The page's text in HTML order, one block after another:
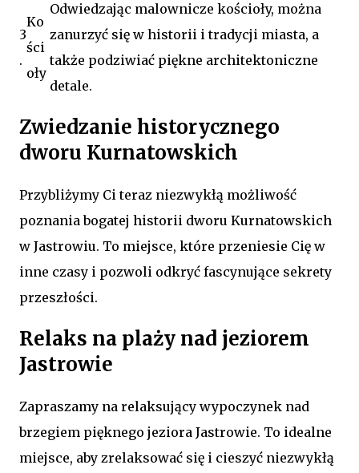
3
.
Ko
ści
oły
Odwiedzając malownicze kościoły, można
zanurzyć się w historii i tradycji miasta, a
także podziwiać piękne architektoniczne
detale.
Zwiedzanie historycznego
dworu Kurnatowskich
Przybliżymy Ci teraz niezwykłą możliwość
poznania bogatej historii dworu Kurnatowskich
w Jastrowiu. To miejsce, które przeniesie Cię w
inne czasy i pozwoli odkryć fascynujące sekrety
przeszłości.
Relaks na plaży nad jeziorem
Jastrowie
Zapraszamy na relaksujący wypoczynek nad
brzegiem pięknego jeziora Jastrowie. To idealne
miejsce, aby zrelaksować się i cieszyć niezwykłą